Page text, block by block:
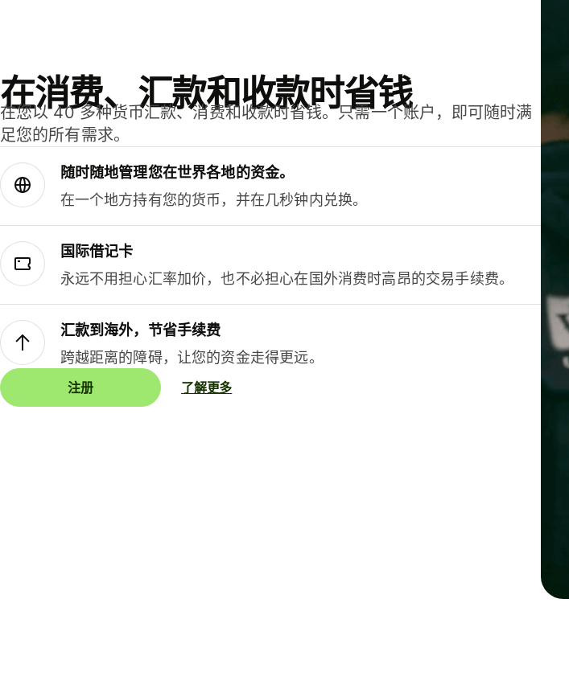
在消费、汇款和收款时省钱
在您以 40 多种货币汇款、消费和收款时省钱。只需一个账户，即可随时满
足您的所有需求。
随时随地管理您在世界各地的资金。
在一个地方持有您的货币，并在几秒钟内兑换。
国际借记卡
永远不用担心汇率加价，也不必担心在国外消费时高昂的交易手续费。
汇款到海外，节省手续费
跨越距离的障碍，让您的资金走得更远。
注册 了解更多